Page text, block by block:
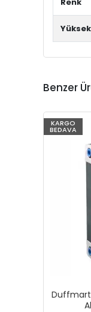
Benzer
KARGO
BEDAVA
Duffmart